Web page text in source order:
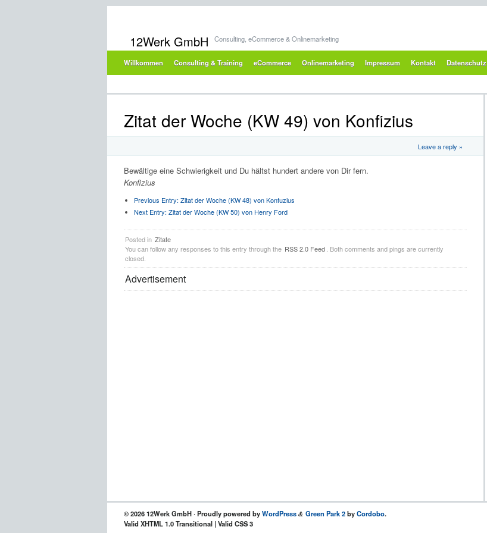
12Werk GmbH Consulting, eCommerce & Onlinemarketing
Willkommen Consulting & Training eCommerce Onlinemarketing Impressum Kontakt Datenschutz
Zitat der Woche (KW 49) von Konfizius
Leave a reply »
Bewältige eine Schwierigkeit und Du hältst hundert andere von Dir fern.
Konfizius
Previous Entry: Zitat der Woche (KW 48) von Konfuzius
Next Entry: Zitat der Woche (KW 50) von Henry Ford
Posted in Zitate
You can follow any responses to this entry through the RSS 2.0 Feed . Both comments and pings are currently
closed.
Advertisement
© 2026 12Werk GmbH · Proudly powered byWordPress & Green Park 2byCordobo.
Valid XHTML 1.0 Transitional | Valid CSS 3